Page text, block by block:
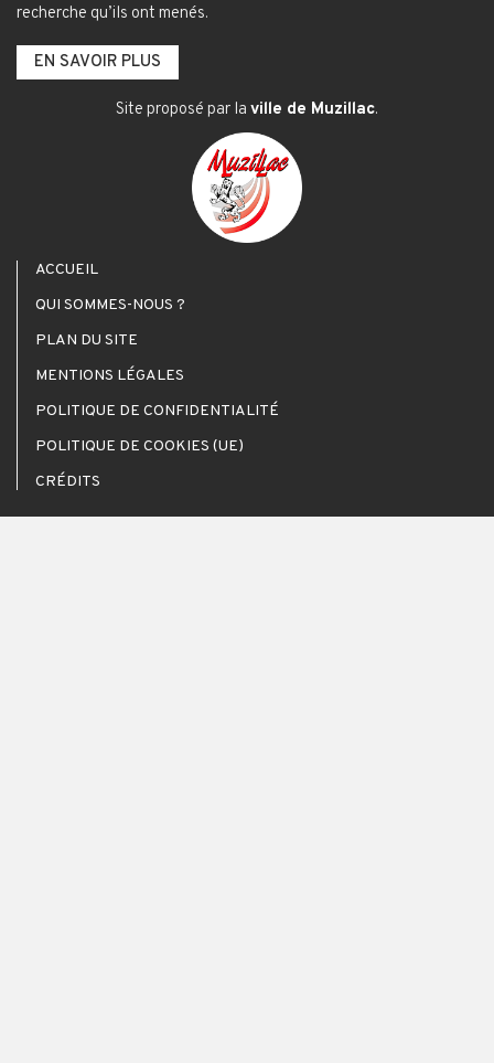
recherche qu’ils ont menés.
EN SAVOIR PLUS
Site proposé par la ville de Muzillac.
ACCUEIL
QUI SOMMES-NOUS ?
PLAN DU SITE
MENTIONS LÉGALES
POLITIQUE DE CONFIDENTIALITÉ
POLITIQUE DE COOKIES (UE)
CRÉDITS